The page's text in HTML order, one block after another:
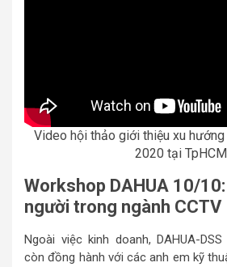
Video hội thảo giới thiệu xu
2020 tại TpHCM
Workshop DAHUA 10/
người trong ngành CCTV
Ngoài việc kinh doanh, DAHUA-DSS
còn đồng hành với các anh em kỹ